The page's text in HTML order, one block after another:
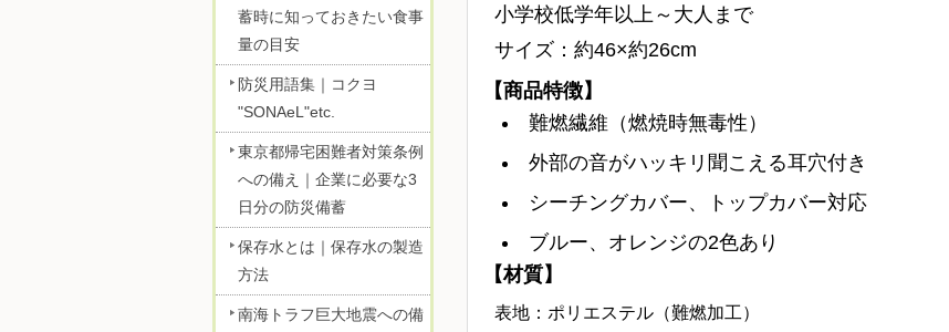
小学校低学年以上～大人まで
サイズ：約46×約26cm
【商品特徴】
難燃繊維（燃焼時無毒性）
外部の音がハッキリ聞こえる耳穴付き
シーチングカバー、トップカバー対応
ブルー、オレンジの2色あり
【材質】
表地：ポリエステル（難燃加工）
蓄時に知っておきたい食事
量の目安
防災用語集｜コクヨ
"SONAeL"etc.
東京都帰宅困難者対策条例
への備え｜企業に必要な3
日分の防災備蓄
保存水とは｜保存水の製造
方法
南海トラフ巨大地震への備